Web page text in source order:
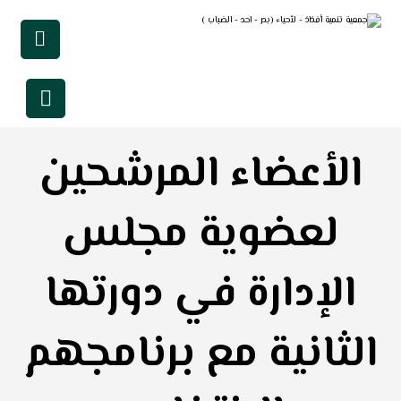
الأعضاء المرشحين
لعضوية مجلس
الإدارة في دورتها
الثانية مع برنامجهم